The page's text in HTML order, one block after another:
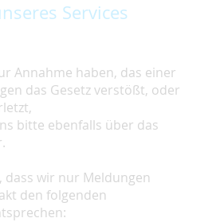
Services
Annahme haben, das einer
das Gesetz verstößt, oder
bitte ebenfalls über das
dass wir nur Meldungen
den folgenden